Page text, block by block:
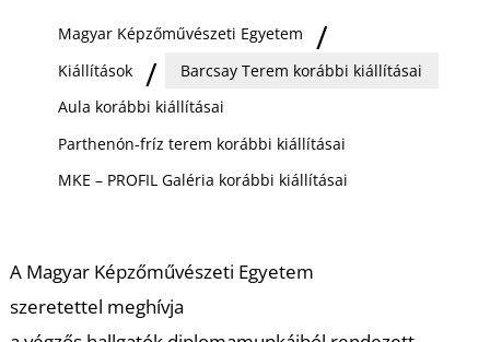
Magyar Képzőművészeti Egyetem
Kiállítások
Barcsay Terem korábbi kiállításai
Aula korábbi kiállításai
Parthenón-fríz terem korábbi kiállításai
MKE – PROFIL Galéria korábbi kiállításai
A Magyar Képzőművészeti Egyetem
szeretettel meghívja